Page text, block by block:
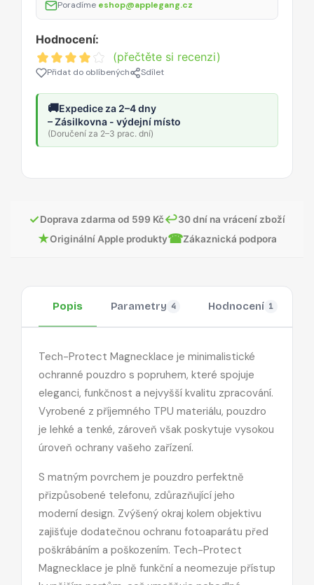
Poradíme eshop@applegang.cz
Hodnocení:
(přečtěte si recenzi)
Přidat do oblíbených Sdílet
🚚Expedice za 2–4 dny
– Zásilkovna - výdejní místo
(Doručení za 2–3 prac. dní)
✓Doprava zdarma od 599 Kč↩30 dní na vrácení zboží
★Originální Apple produkty☎Zákaznická podpora
Popis Parametry 4 Hodnocení 1
Tech-Protect Magnecklace je minimalistické
ochranné pouzdro s popruhem, které spojuje
eleganci, funkčnost a nejvyšší kvalitu zpracování.
Vyrobené z příjemného TPU materiálu, pouzdro
je lehké a tenké, zároveň však poskytuje vysokou
úroveň ochrany vašeho zařízení.
S matným povrchem je pouzdro perfektně
přizpůsobené telefonu, zdůrazňující jeho
moderní design. Zvýšený okraj kolem objektivu
zajišťuje dodatečnou ochranu fotoaparátu před
poškrábáním a poškozením. Tech-Protect
Magnecklace je plně funkční a neomezuje přístup